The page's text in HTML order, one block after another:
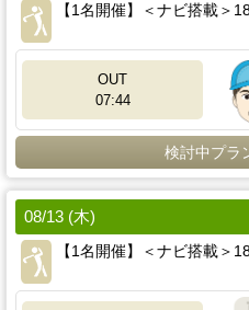
【1名開催】＜ナビ搭載＞
OUT
07:44
検討中プラ
08/13 (木)
【1名開催】＜ナビ搭載＞